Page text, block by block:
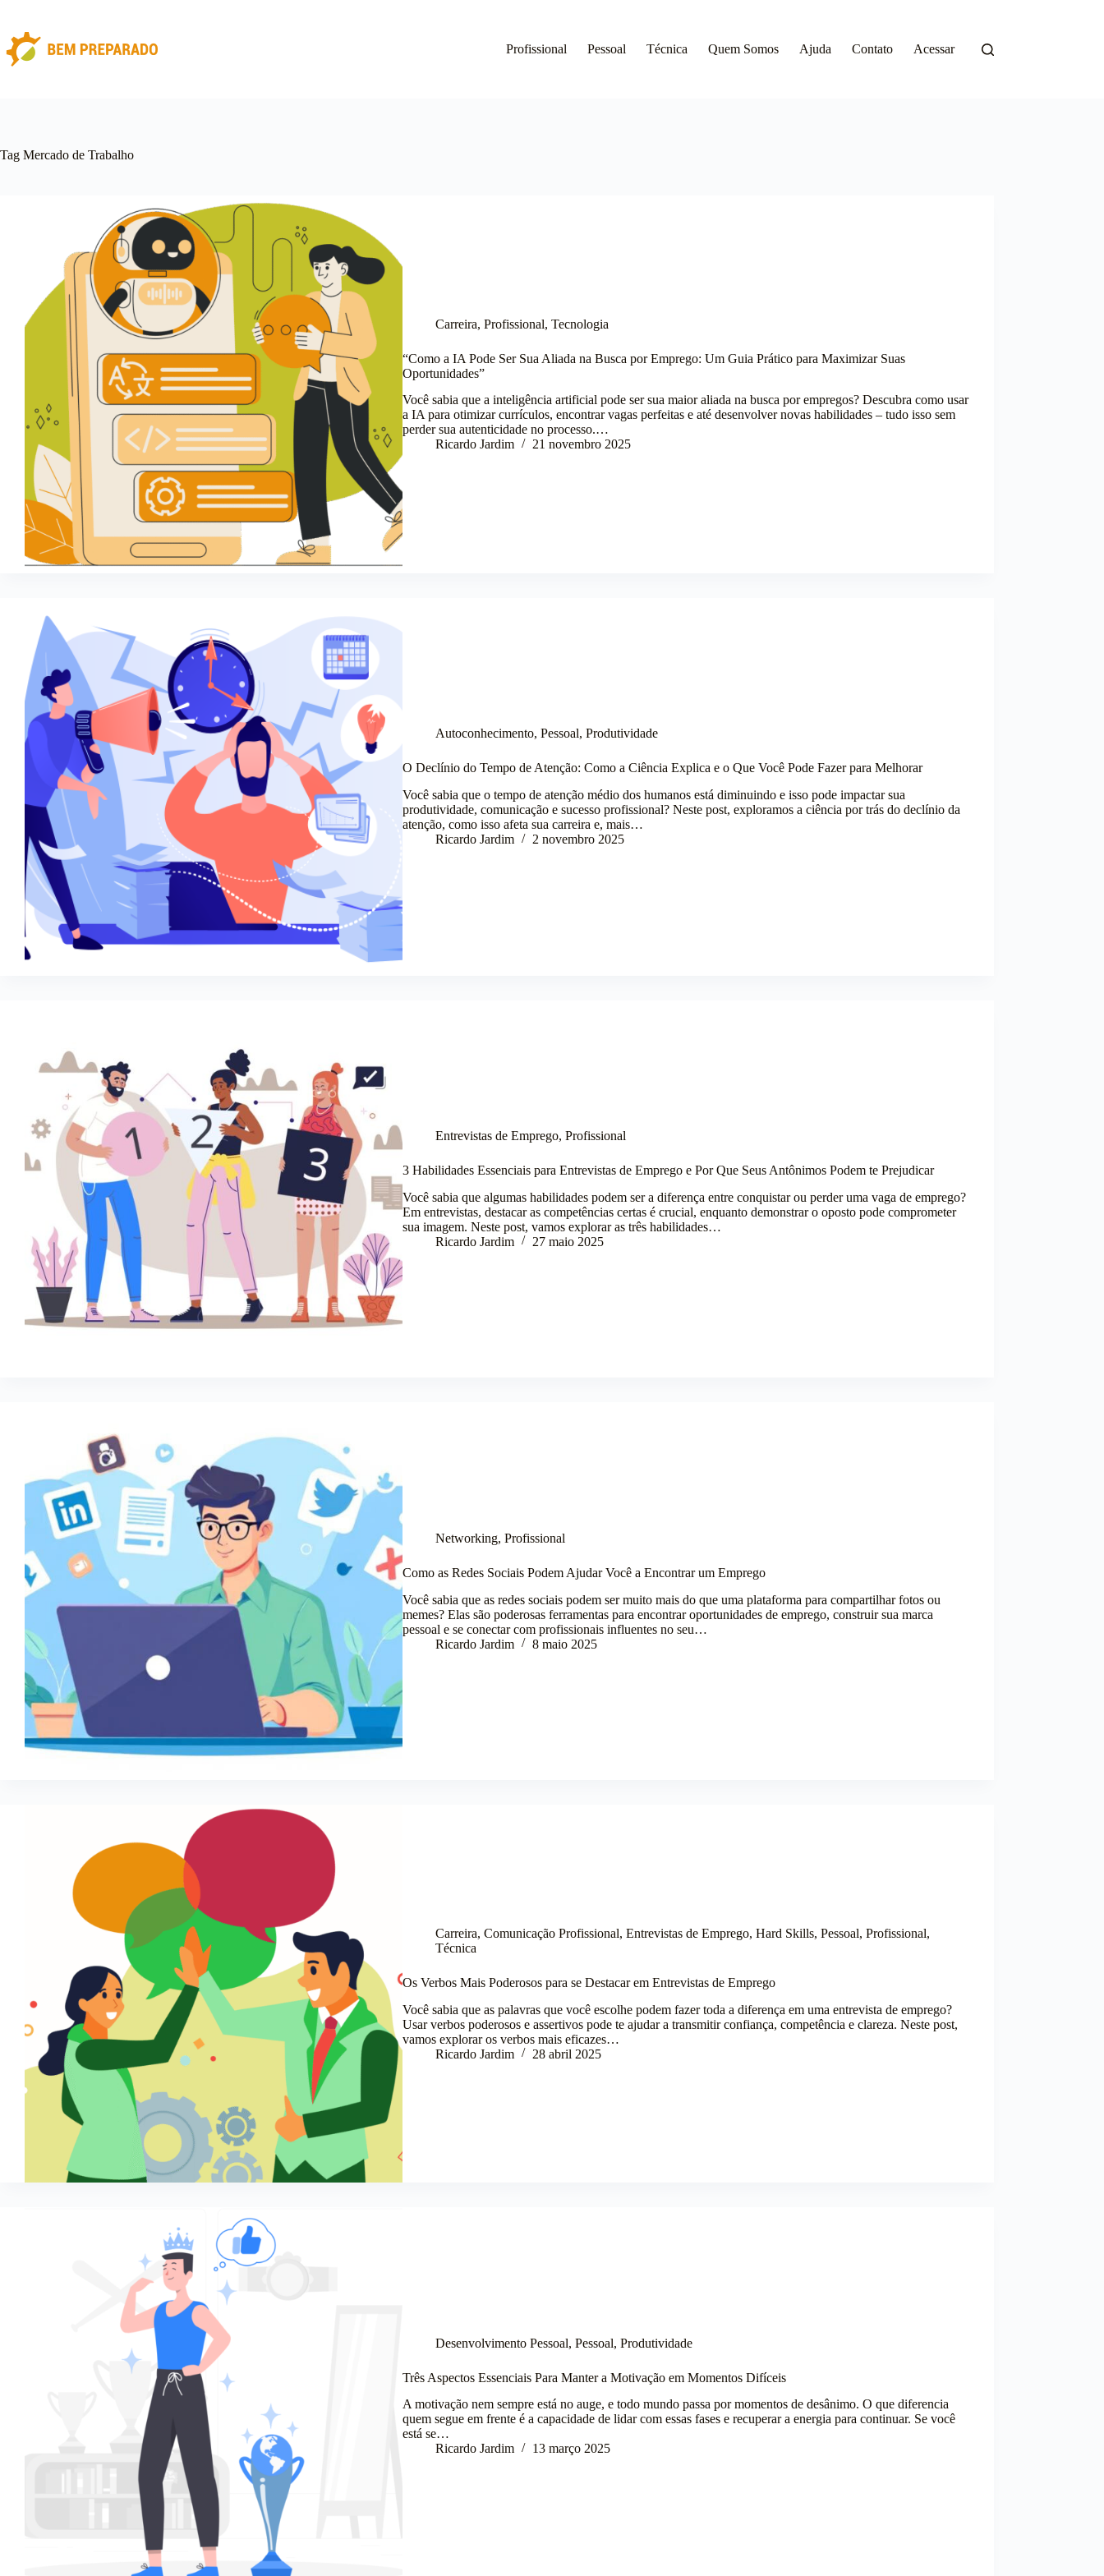
conteúdo
Profissional Pessoal Técnica Quem Somos Ajuda Contato Acessar
Tag Mercado de Trabalho
Carreira, Profissional, Tecnologia
“Como a IA Pode Ser Sua Aliada na Busca por Emprego: Um Guia Prático para Maximizar Suas
Oportunidades”
Você sabia que a inteligência artificial pode ser sua maior aliada na busca por empregos? Descubra como usar
a IA para otimizar currículos, encontrar vagas perfeitas e até desenvolver novas habilidades – tudo isso sem
perder sua autenticidade no processo.…
Ricardo Jardim
21 novembro 2025
Autoconhecimento, Pessoal, Produtividade
O Declínio do Tempo de Atenção: Como a Ciência Explica e o Que Você Pode Fazer para Melhorar
Você sabia que o tempo de atenção médio dos humanos está diminuindo e isso pode impactar sua
produtividade, comunicação e sucesso profissional? Neste post, exploramos a ciência por trás do declínio da
atenção, como isso afeta sua carreira e, mais…
Ricardo Jardim
2 novembro 2025
Entrevistas de Emprego, Profissional
3 Habilidades Essenciais para Entrevistas de Emprego e Por Que Seus Antônimos Podem te Prejudicar
Você sabia que algumas habilidades podem ser a diferença entre conquistar ou perder uma vaga de emprego?
Em entrevistas, destacar as competências certas é crucial, enquanto demonstrar o oposto pode comprometer
sua imagem. Neste post, vamos explorar as três habilidades…
Ricardo Jardim
27 maio 2025
Networking, Profissional
Como as Redes Sociais Podem Ajudar Você a Encontrar um Emprego
Você sabia que as redes sociais podem ser muito mais do que uma plataforma para compartilhar fotos ou
memes? Elas são poderosas ferramentas para encontrar oportunidades de emprego, construir sua marca
pessoal e se conectar com profissionais influentes no seu…
Ricardo Jardim
8 maio 2025
Carreira, Comunicação Profissional, Entrevistas de Emprego, Hard Skills, Pessoal, Profissional,
Técnica
Os Verbos Mais Poderosos para se Destacar em Entrevistas de Emprego
Você sabia que as palavras que você escolhe podem fazer toda a diferença em uma entrevista de emprego?
Usar verbos poderosos e assertivos pode te ajudar a transmitir confiança, competência e clareza. Neste post,
vamos explorar os verbos mais eficazes…
Ricardo Jardim
28 abril 2025
Desenvolvimento Pessoal, Pessoal, Produtividade
Três Aspectos Essenciais Para Manter a Motivação em Momentos Difíceis
A motivação nem sempre está no auge, e todo mundo passa por momentos de desânimo. O que diferencia
quem segue em frente é a capacidade de lidar com essas fases e recuperar a energia para continuar. Se você
está se…
Ricardo Jardim
13 março 2025